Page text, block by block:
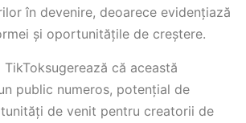
în devenire, deoarece evidențiază
și oportunitățile de creștere.
că această
public numeros, potențial de
de venit pentru creatorii de